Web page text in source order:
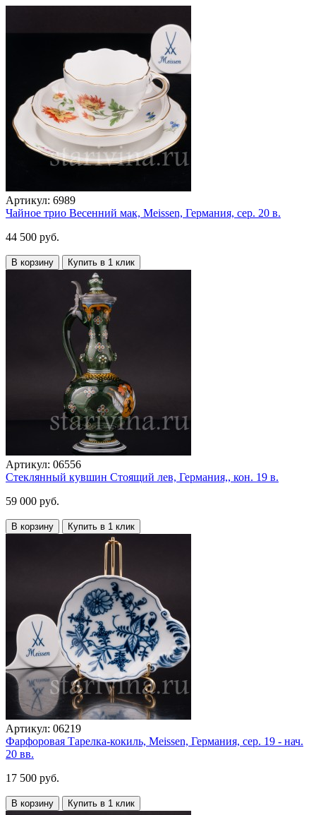
Артикул: 6989
Чайное трио Весенний мак, Meissen, Германия, сер. 20 в.
44 500 руб.
В корзину Купить в 1 клик
Артикул: 06556
Стеклянный кувшин Стоящий лев, Германия,, кон. 19 в.
59 000 руб.
В корзину Купить в 1 клик
Артикул: 06219
Фарфоровая Тарелка-кокиль, Meissen, Германия, сер. 19 - нач.
20 вв.
17 500 руб.
В корзину Купить в 1 клик